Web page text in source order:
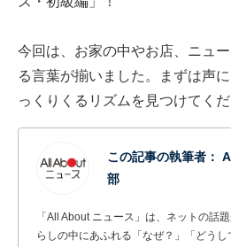
今回は、お家の中やお店、ニュ
る言葉が揃いました。まずは声
っくりくるリズムを見つけてくだ
この記事の執筆者：
部
「All About ニュース」は、ネットの話
らしの中にあふれる「なぜ？」「どうし